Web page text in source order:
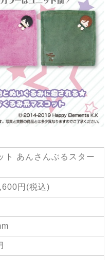
ト あんさんぶるスター
円(税込)